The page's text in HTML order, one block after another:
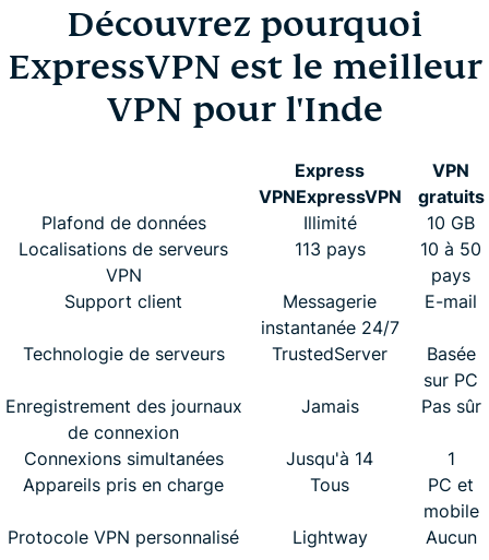
Découvrez pourquoi
ExpressVPN est le meilleur
VPN pour l'Inde
Express
VPNExpressVPN
VPN
gratuits
Plafond de données
Illimité
10 GB
Localisations de serveurs
VPN
113 pays
10 à 50
pays
Support client
Messagerie
instantanée 24/7
E-mail
Technologie de serveurs TrustedServer
Basée
sur PC
Enregistrement des journaux
de connexion
Jamais Pas sûr
Connexions simultanées Jusqu'à 14
1
Appareils pris en charge
Tous
PC et
mobile
Protocole VPN personnalisé
Lightway Aucun